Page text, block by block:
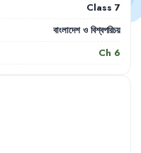
Class 7
বাংলাদেশ ও বিশ্বপরিচয়
Ch 6